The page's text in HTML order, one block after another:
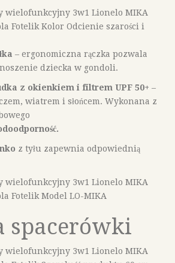
– ergonomiczna rączka pozwala
dziecka w gondoli.
z okienkiem i filtrem UPF 50+ –
wiatrem i słońcem. Wykonana z
z tyłu zapewnia odpowiednią
spacerówki